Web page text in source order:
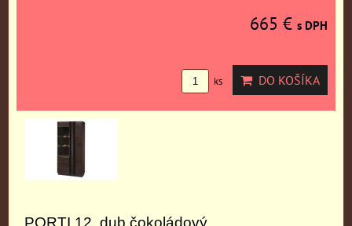
665 € s DPH
ks DO KOŠÍKA
PORTI 12, dub čokoládový